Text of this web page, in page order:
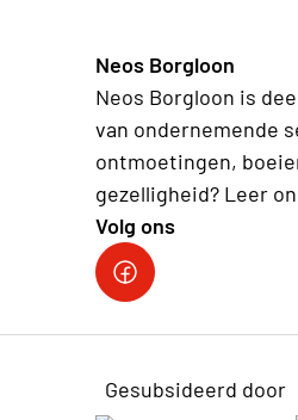
Neos Borgloon
Neos Borgloon is
van ondernemende
ontmoetingen,
gezelligheid? Leer
Volg ons
Neos DiNA
Gesubsideerd door